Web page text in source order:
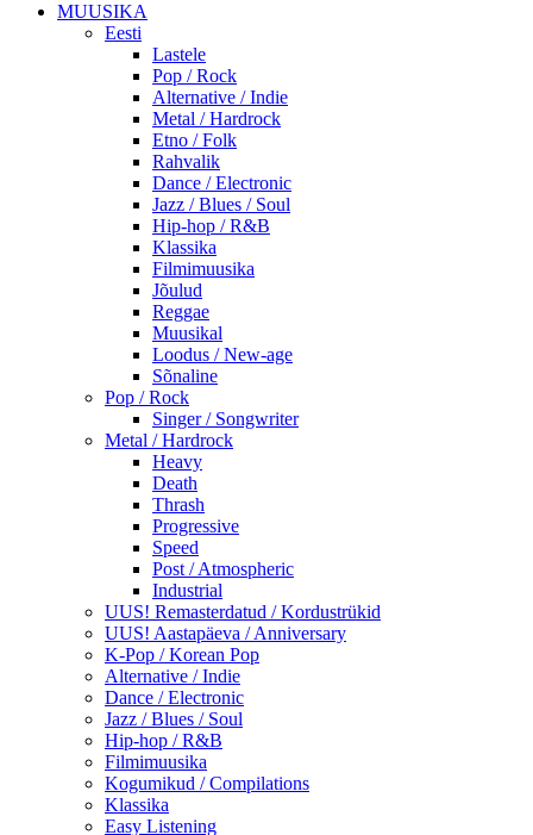
MUUSIKA
Eesti
Lastele
Pop / Rock
Alternative / Indie
Metal / Hardrock
Etno / Folk
Rahvalik
Dance / Electronic
Jazz / Blues / Soul
Hip-hop / R&B
Klassika
Filmimuusika
Jõulud
Reggae
Muusikal
Loodus / New-age
Sõnaline
Pop / Rock
Singer / Songwriter
Metal / Hardrock
Heavy
Death
Thrash
Progressive
Speed
Post / Atmospheric
Industrial
UUS! Remasterdatud / Kordustrükid
UUS! Aastapäeva / Anniversary
K-Pop / Korean Pop
Alternative / Indie
Dance / Electronic
Jazz / Blues / Soul
Hip-hop / R&B
Filmimuusika
Kogumikud / Compilations
Klassika
Easy Listening